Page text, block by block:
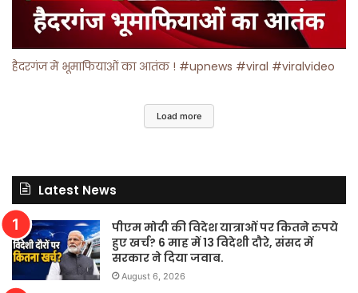
हैदरगंज में भूमाफियाओं का आतंक ! #upnews #viral #viralvideo
Load more
Latest News
पीएम मोदी की विदेश यात्राओं पर कितने रुपये
हुए खर्च? 6 माह में 13 विदेशी दौरे, संसद में
सरकार ने दिया जवाब.
August 6, 2026